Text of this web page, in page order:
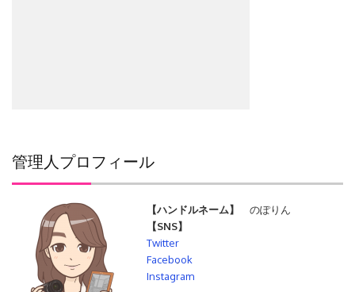
管理人プロフィール
【ハンドルネーム】
のぽりん
【SNS】
Twitter
Facebook
Instagram